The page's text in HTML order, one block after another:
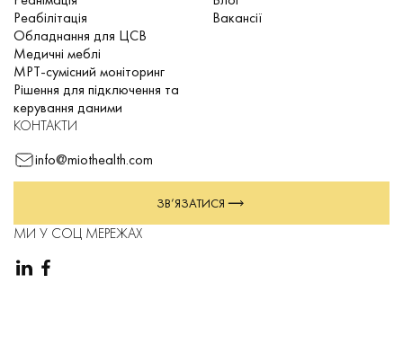
Реабілітація
Обладнання для ЦСВ
Медичні меблі
МРТ-сумісний моніторинг
Рішення для підключення та
керування даними
Вакансії
КОНТАКТИ
info@miothealth.com
ЗВ’ЯЗАТИСЯ
МИ У СОЦ МЕРЕЖАХ